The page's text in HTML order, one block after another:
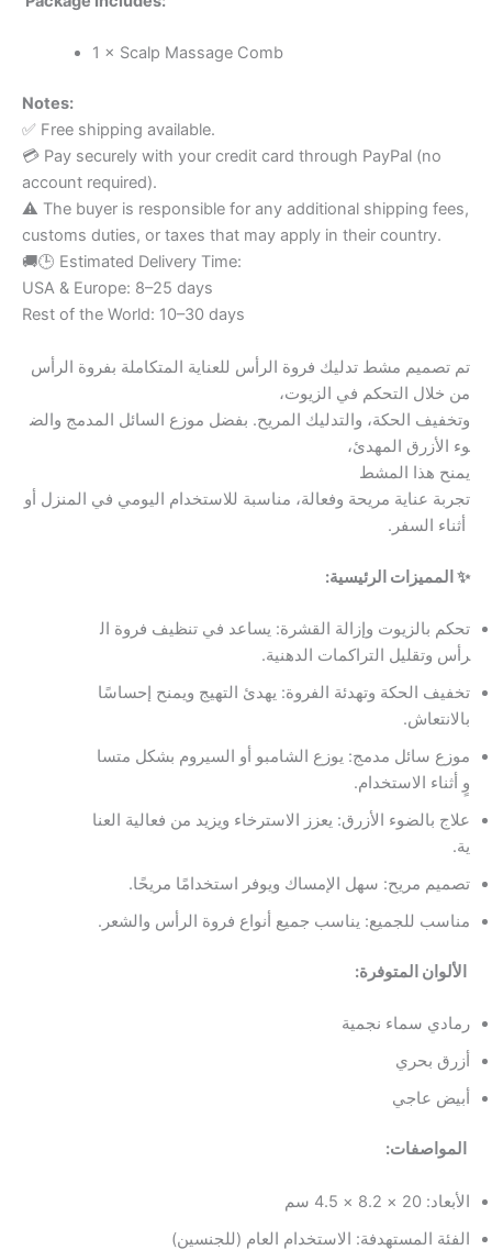
1 × Scalp Massage Comb
Notes:
✅ Free shipping available.
💳 Pay securely with your credit card through PayPal (no
account required).
⚠️ The buyer is responsible for any additional shipping fees,
customs duties, or taxes that may apply in their country.
🚚🕒 Estimated Delivery Time:
USA & Europe: 8–25 days
Rest of the World: 10–30 days
تم تصميم مشط تدليك فروة الرأس للعناية المتكاملة بفروة الرأس
من خلال التحكم في الزيوت،
وتخفيف الحكة، والتدليك المريح. بفضل موزع السائل المدمج والض
وء الأزرق المهدئ،
يمنح هذا المشط
تجربة عناية مريحة وفعالة، مناسبة للاستخدام اليومي في المنزل أو
أثناء السفر.
✨ المميزات الرئيسية:
تحكم بالزيوت وإزالة القشرة: يساعد في تنظيف فروة ال
رأس وتقليل التراكمات الدهنية.
تخفيف الحكة وتهدئة الفروة: يهدئ التهيج ويمنح إحساسًا
بالانتعاش.
موزع سائل مدمج: يوزع الشامبو أو السيروم بشكل متسا
وٍ أثناء الاستخدام.
علاج بالضوء الأزرق: يعزز الاسترخاء ويزيد من فعالية العنا
ية.
تصميم مريح: سهل الإمساك ويوفر استخدامًا مريحًا.
مناسب للجميع: يناسب جميع أنواع فروة الرأس والشعر.
الألوان المتوفرة:
رمادي سماء نجمية
أزرق بحري
أبيض عاجي
المواصفات:
الأبعاد: 20 × 8.2 × 4.5 سم
الفئة المستهدفة: الاستخدام العام (للجنسين)